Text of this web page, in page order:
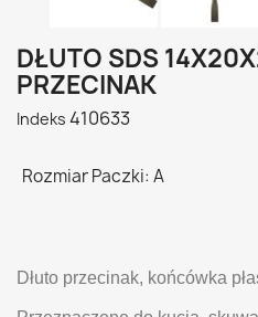
DŁUTO SDS
PRZECINAK
Indeks 410633
Rozmiar Paczki: A
Dłuto przecinak, końcówka